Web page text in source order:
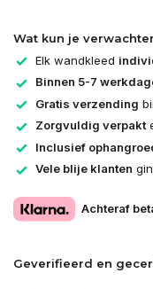
Wat kun je
Elk wandkleed
Binnen 5-7
Gratis verzending
Zorgvuldig verpakt
Inclusief
Vele blije klanten
Achteraf
Geverifieerd en